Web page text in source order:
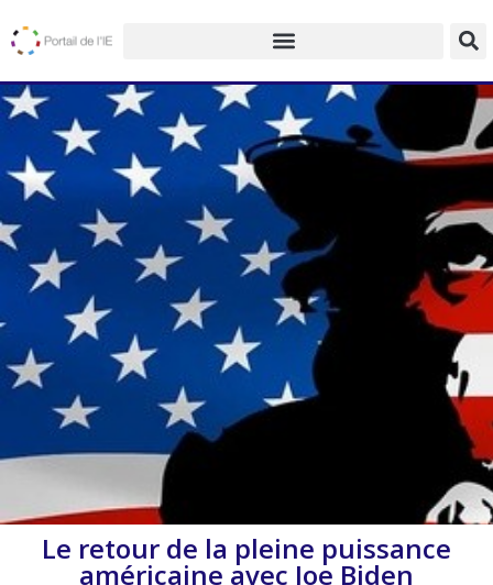
Le retour de la pleine puissance
américaine avec Joe Biden